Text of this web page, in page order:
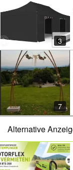
3
7
Alternative